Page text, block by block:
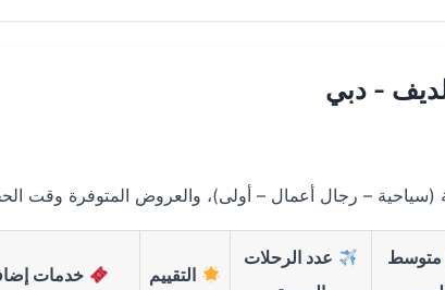
- دبي
(سياحية – رجال أعمال – أولى)، والعروض المتوفرة وقت
متوسط
عدد الرحلات
التقييم خدمات